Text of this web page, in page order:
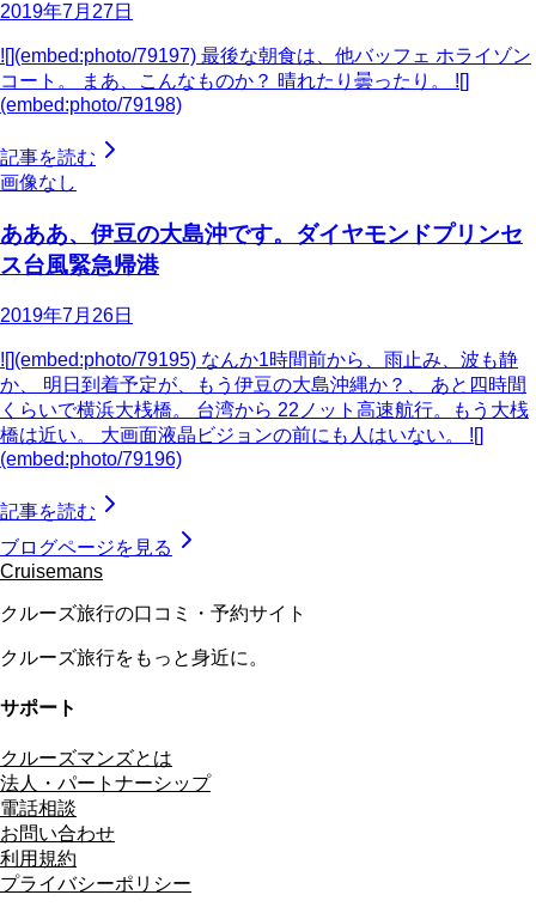
2019年7月27日
![](embed:photo/79197) 最後な朝食は、他バッフェ ホライゾン
コート。 まあ、こんなものか？ 晴れたり曇ったり。 ![]
(embed:photo/79198)
記事を読む
画像なし
あああ、伊豆の大島沖です。ダイヤモンドプリンセ
ス台風緊急帰港
2019年7月26日
![](embed:photo/79195) なんか1時間前から、雨止み、波も静
か、 明日到着予定が、もう伊豆の大島沖縄か？、 あと四時間
くらいで横浜大桟橋。 台湾から 22ノット高速航行。もう大桟
橋は近い。 大画面液晶ビジョンの前にも人はいない。 ![]
(embed:photo/79196)
記事を読む
ブログページを見る
Cruisemans
クルーズ旅行の口コミ・予約サイト
クルーズ旅行をもっと身近に。
サポート
クルーズマンズとは
法人・パートナーシップ
電話相談
お問い合わせ
利用規約
プライバシーポリシー